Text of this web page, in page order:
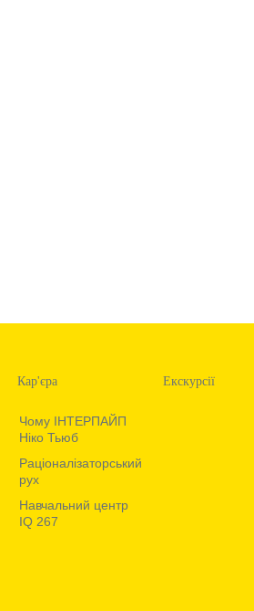
Кар'єра
Чому ІНТЕРПАЙП
Ніко Тьюб
Раціоналізаторський
рух
Навчальний центр
IQ 267
Екскурсії